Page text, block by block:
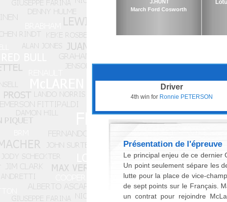
J.HUNT
March Ford Cosworth
Driver
4th win for Ronnie PETERSON
Présentation de l'épreuve
Le principal enjeu de ce dernier
Un point seulement sépare les
lutte pour la place de vice-
de sept points sur le Français.
un contrat pour rejoindre